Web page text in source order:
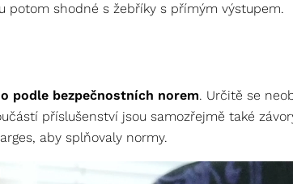
potom shodné s žebříky s přímým výstupem.
podle bezpečnostních norem. Určitě se
příslušenství jsou samozřejmě také
aby splňovaly normy.